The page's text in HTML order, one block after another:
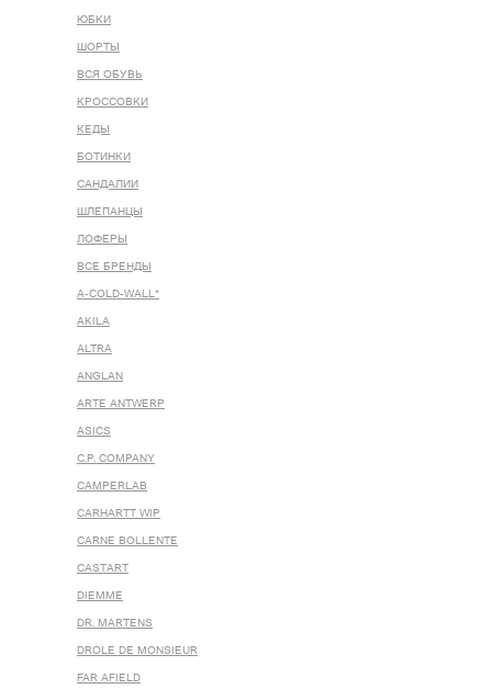
ЮБКИ
ШОРТЫ
ВСЯ ОБУВЬ
КРОССОВКИ
КЕДЫ
БОТИНКИ
САНДАЛИИ
ШЛЕПАНЦЫ
ЛОФЕРЫ
ВСЕ БРЕНДЫ
A-COLD-WALL*
AKILA
ALTRA
ANGLAN
ARTE ANTWERP
ASICS
C.P. COMPANY
CAMPERLAB
CARHARTT WIP
CARNE BOLLENTE
CASTART
DIEMME
DR. MARTENS
DROLE DE MONSIEUR
FAR AFIELD